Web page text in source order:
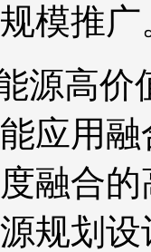
模推广
源高
应用
融合
规划